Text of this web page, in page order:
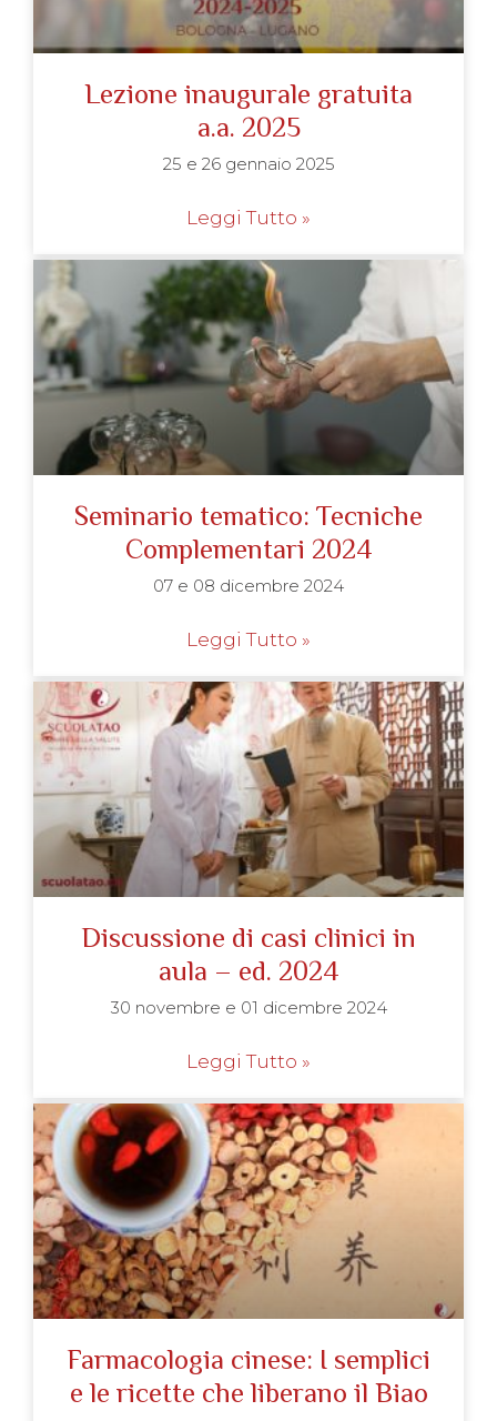
Lezione inaugurale gratuita
a.a. 2025
25 e 26 gennaio 2025
Leggi Tutto »
Seminario tematico: Tecniche
Complementari 2024
07 e 08 dicembre 2024
Leggi Tutto »
Discussione di casi clinici in
aula – ed. 2024
30 novembre e 01 dicembre 2024
Leggi Tutto »
Farmacologia cinese: I semplici
e le ricette che liberano il Biao